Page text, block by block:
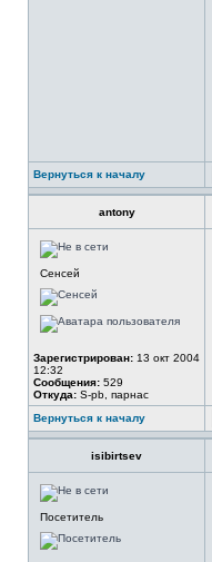
Вернуться к началу
antony
Сенсей
Зарегистрирован: 13 окт 2004
12:32
Сообщения: 529
Откуда: S-pb, парнас
Вернуться к началу
isibirtsev
Посетитель